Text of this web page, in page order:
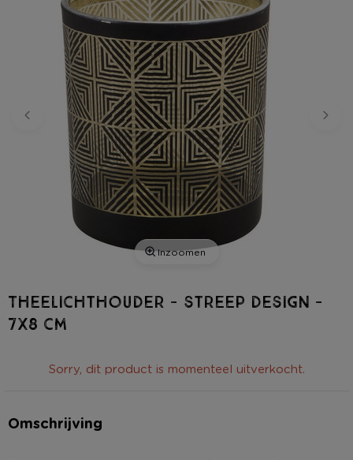
Inzoomen
Theelichthouder - streep design -
7x8 cm
Sorry, dit product is momenteel uitverkocht.
Omschrijving